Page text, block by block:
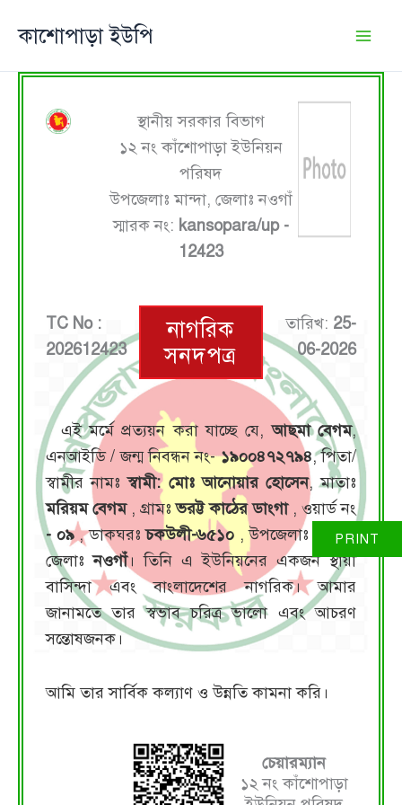
কাশোপাড়া ইউপি
স্থানীয় সরকার বিভাগ
১২ নং কাঁশোপাড়া ইউনিয়ন
পরিষদ
উপজেলাঃ মান্দা, জেলাঃ নওগাঁ
স্মারক নং: kansopara/up -
12423
TC No :
202612423
নাগরিক
সনদপত্র
তারিখ: 25-
06-2026
এই মর্মে প্রত্যয়ন করা যাচ্ছে যে,আছমা বেগম,
এনআইডি / জন্ম নিবন্ধন নং-১৯০০৪৭২৭৯৪, পিতা/
স্বামীর নামঃস্বামী: মোঃ আনোয়ার হোসেন, মাতাঃ
মরিয়ম বেগম , গ্রামঃভরট্ট কাঠের ডাংগা , ওয়ার্ড নং
- ০৯, ডাকঘরঃচকউলী-৬৫১০ , উপজেলাঃ মান্দা,
জেলাঃনওগাঁ। তিনি এ ইউনিয়নের একজন স্থায়ী
বাসিন্দা এবং বাংলাদেশের নাগরিক। আমার
জানামতে তার স্বভাব চরিত্র ভালো এবং আচরণ
সন্তোষজনক।
আমি তার সার্বিক কল্যাণ ও উন্নতি কামনা করি।
চেয়ারম্যান
১২ নং কাঁশোপাড়া